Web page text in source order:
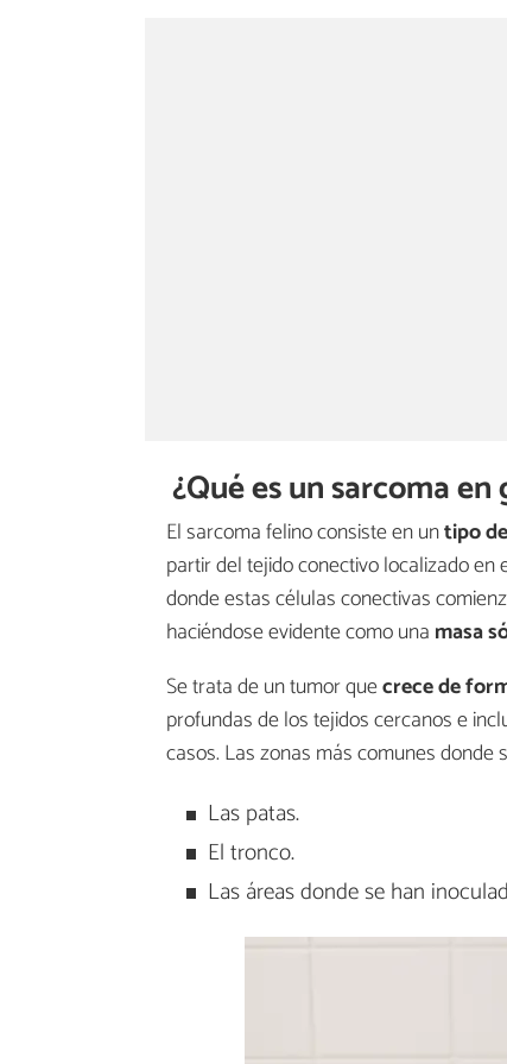
¿Qué es un sarcoma en
El sarcoma felino consiste en untipo
partir del tejido conectivo localizado
donde estas células conectivas
haciéndose evidente como una masa
Se trata de un tumor quecrece de
profundas de los tejidos cercanos e
casos. Las zonas más comunes
Las patas.
El tronco.
Las áreas donde se han